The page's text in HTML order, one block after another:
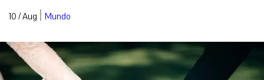
10 / Aug | Mundo